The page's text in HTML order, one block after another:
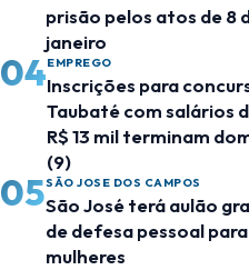
prisão pelos atos de 8
janeiro
04EMPREGO
Inscrições para
Taubaté com salários
R$ 13 mil terminam
(9)
05SÃO JOSE DOS CAMPOS
São José terá aulão
de defesa pessoal para
mulheres